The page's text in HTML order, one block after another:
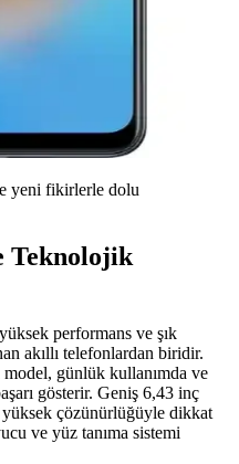
yeni fikirlerle dolu
Teknolojik
performans ve şık
akıllı telefonlardan biridir.
günlük kullanımda ve
gösterir. Geniş 6,43 inç
çözünürlüğüyle dikkat
ve yüz tanıma sistemi